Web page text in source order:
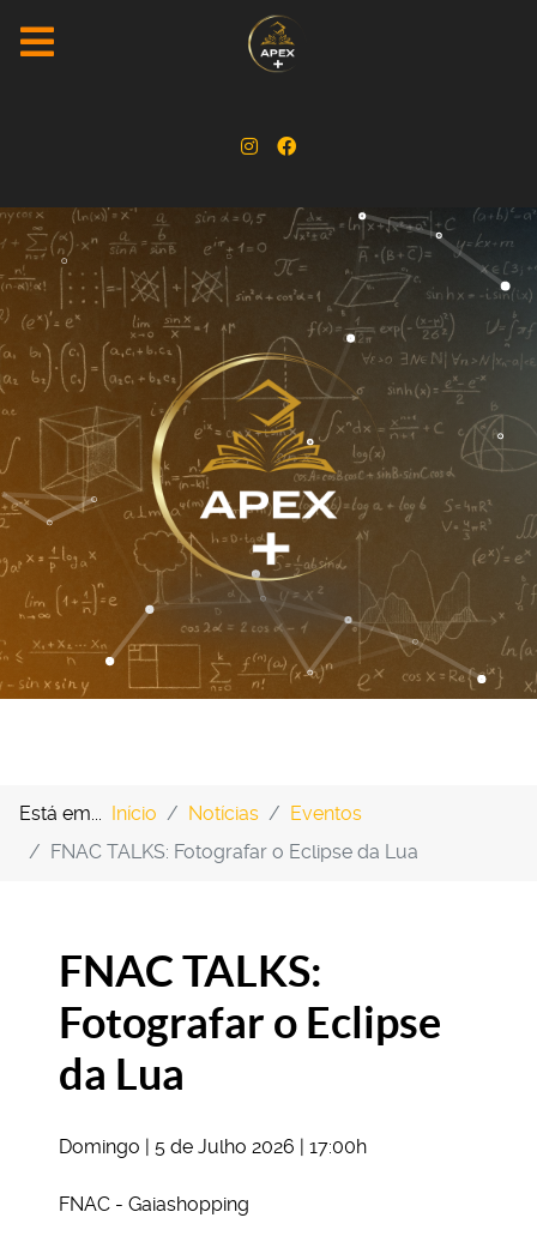
Está em... Início Notícias
Eventos
FNAC TALKS: Fotografar o Eclipse da Lua
FNAC TALKS:
Fotografar o Eclipse
da Lua
Domingo | 5 de Julho 2026 | 17:00h
FNAC - Gaiashopping